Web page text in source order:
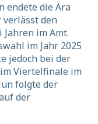
endete die Ära
verlässt den
im Amt.
im Jahr 2025
jedoch bei der
Viertelfinale im
folgte der
der